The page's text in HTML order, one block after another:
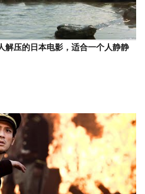
解压的日本电影，适合一个人静静